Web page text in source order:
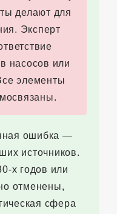
делают для
Эксперт
насосов или
элементы
ошибка —
источников.
х годов или
отменены,
сфера